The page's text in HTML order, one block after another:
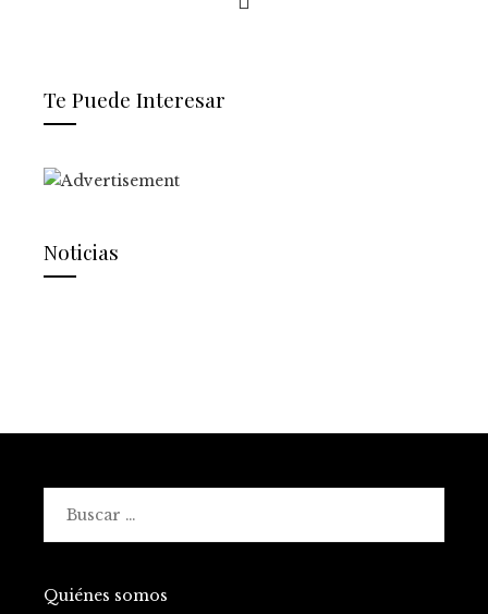
Te Puede Interesar
Noticias
Quiénes somos